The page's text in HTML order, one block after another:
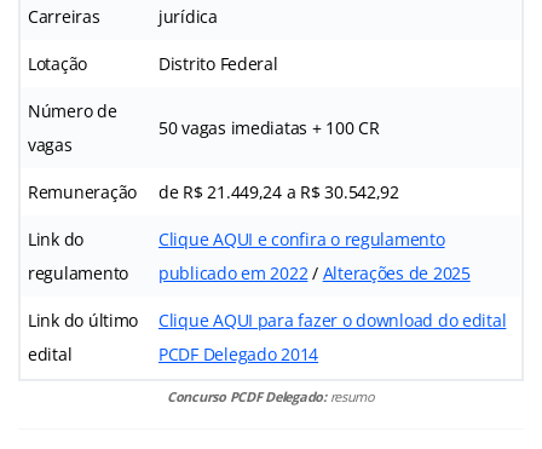
Carreiras jurídica
Lotação Distrito Federal
Número de
vagas
50 vagas imediatas + 100 CR
Remuneração de R$ 21.449,24 a R$ 30.542,92
Link do
regulamento
Clique AQUI e confira o regulamento
publicado em 2022 / Alterações de 2025
Link do último
edital
Clique AQUI para fazer o download do edital
PCDF Delegado 2014
Concurso PCDF Delegado: resumo